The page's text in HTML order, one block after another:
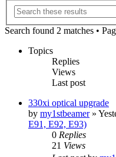
Search found 2 matches •
Topics
Replies
Views
Last post
330xi optical upgrade
by my1stbeamer»
E91, E92, E93)
0 Replies
21 Views